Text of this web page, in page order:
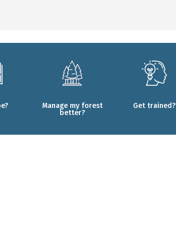
Manage my forest
better?
Get trained?